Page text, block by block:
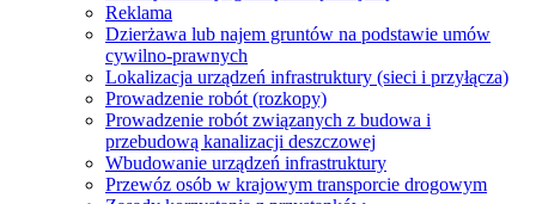
Reklama
Dzierżawa lub najem gruntów na podstawie umów
cywilno-prawnych
Lokalizacja urządzeń infrastruktury (sieci i przyłącza)
Prowadzenie robót (rozkopy)
Prowadzenie robót związanych z budowa i
przebudową kanalizacji deszczowej
Wbudowanie urządzeń infrastruktury
Przewóz osób w krajowym transporcie drogowym